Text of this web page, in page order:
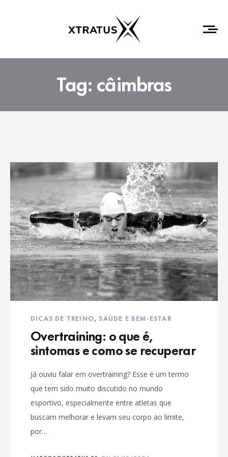
Tag:câimbras
DICAS DE TREINO, SAÚDE E BEM-ESTAR
Overtraining: o que é,
sintomas e como se recuperar
Já ouviu falar em overtraining? Esse é um termo
que tem sido muito discutido no mundo
esportivo, especialmente entre atletas que
buscam melhorar e levam seu corpo ao limite,
por…